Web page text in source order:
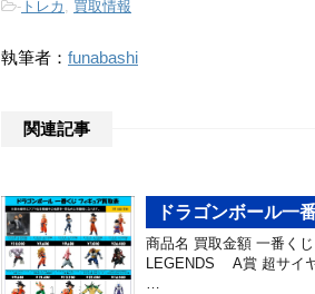
- トレカ , 買取情報
執筆者： funabashi
関連記事
ドラゴンボール一
商品名 買取金額 一番く
LEGENDS A賞 超サイ
…